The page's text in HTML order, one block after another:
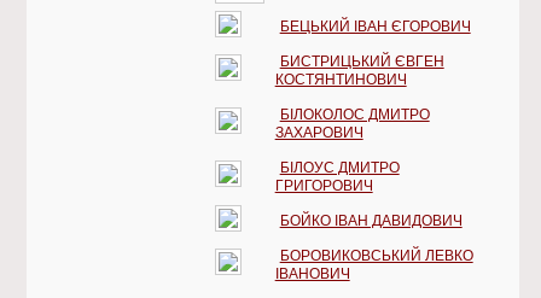
БЕЦЬКИЙ ІВАН ЄГОРОВИЧ
БИСТРИЦЬКИЙ ЄВГЕН
КОСТЯНТИНОВИЧ
БІЛОКОЛОС ДМИТРО
ЗАХАРОВИЧ
БІЛОУС ДМИТРО
ГРИГОРОВИЧ
БОЙКО ІВАН ДАВИДОВИЧ
БОРОВИКОВСЬКИЙ ЛЕВКО
ІВАНОВИЧ